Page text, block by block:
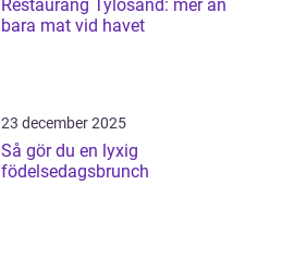
Restaurang Tylösand: mer än
bara mat vid havet
23 december 2025
Så gör du en lyxig
födelsedagsbrunch